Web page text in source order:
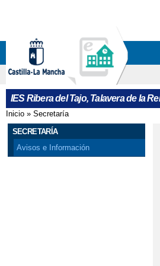
IES Ribera del Tajo, Talavera de la
Se encuentra usted
Inicio » Secretaría
SECRETARÍA
Avisos e Información